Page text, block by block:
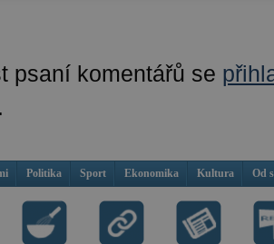
psaní komentářů se
.
Politika Sport Ekonomika Kultura Od